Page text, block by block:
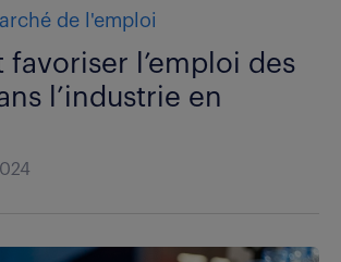
de l'emploi
l’emploi des
l’industrie en